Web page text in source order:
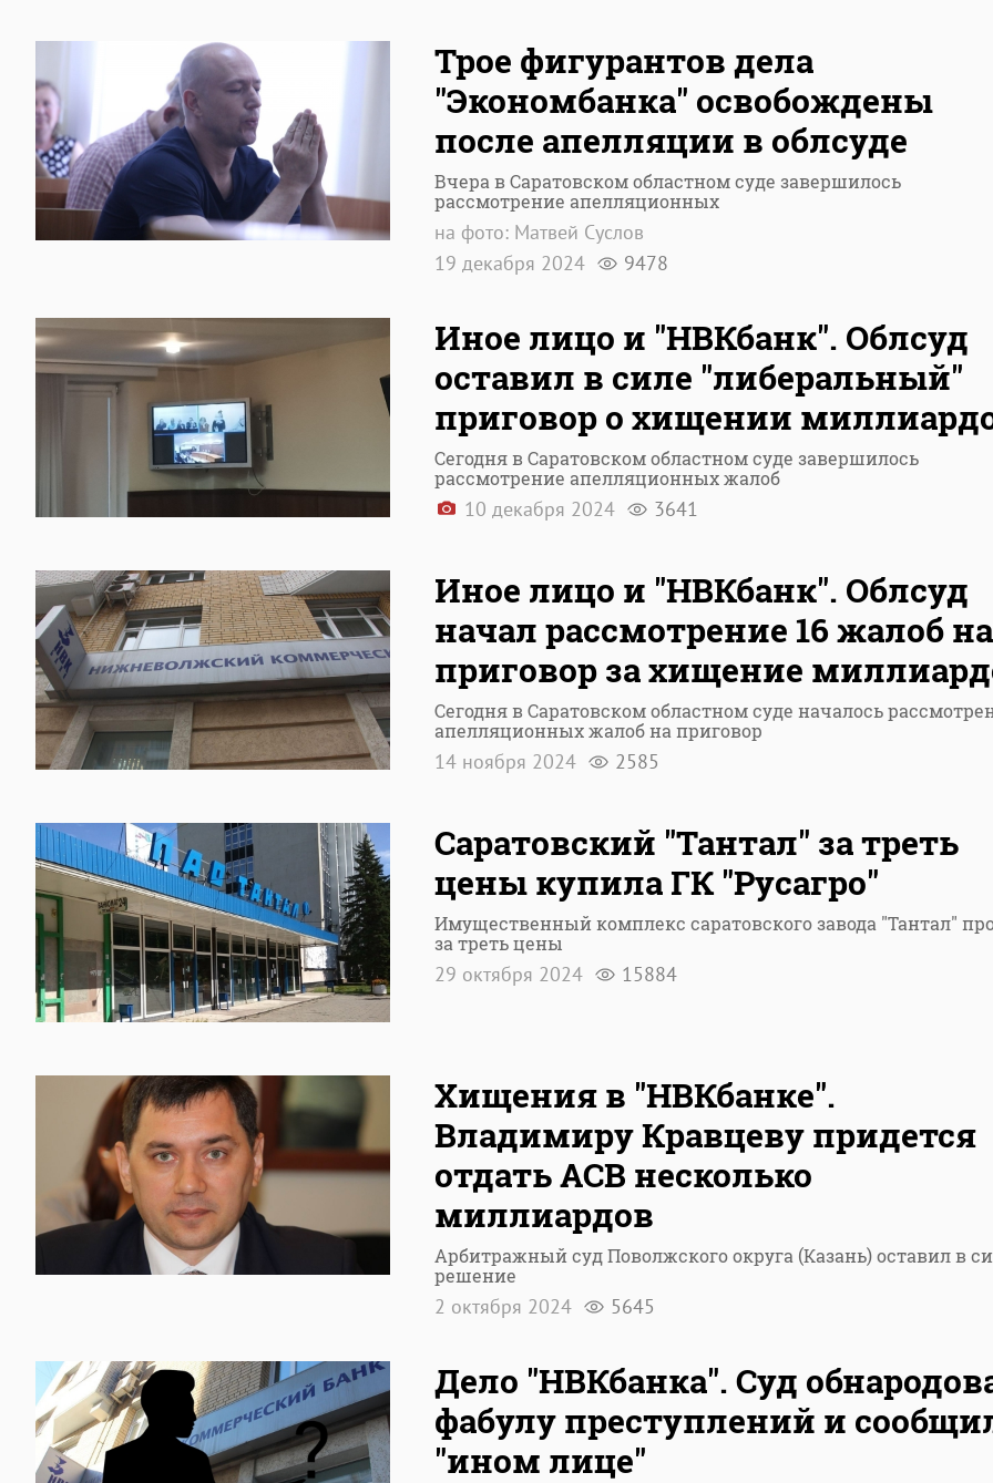
Трое фигурантов дела
"Экономбанка" освобождены
после апелляции в облсуде
Вчера в Саратовском областном суде завершилось
рассмотрение апелляционных
на фото: Матвей Суслов
19 декабря 2024
9478
Иное лицо и "НВКбанк". Облсуд
оставил в силе "либеральный"
приговор о хищении
Сегодня в Саратовском областном суде завершилось
рассмотрение апелляционных жалоб
10 декабря 2024 3641
Иное лицо и "НВКбанк". Облсуд
начал рассмотрение 16 жалоб на
приговор за хищение
Сегодня в Саратовском областном суде началось
апелляционных жалоб на приговор
14 ноября 2024 2585
Саратовский "Тантал" за треть
цены купила ГК "Русагро"
Имущественный комплекс саратовского завода "Тантал"
за треть цены
29 октября 2024 15884
Хищения в "НВКбанке".
Владимиру Кравцеву придется
отдать АСВ несколько
миллиардов
Арбитражный суд Поволжского округа (Казань) оставил в
решение
2 октября 2024 5645
Дело "НВКбанка". Суд
фабулу преступлений и
"ином лице"